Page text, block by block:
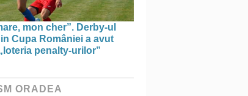
mon cher”. Derby-ul
Cupa României a avut
penalty-urilor”
ORADEA